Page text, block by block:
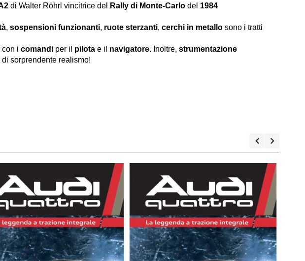
di Walter Röhrl vincitrice del Rally di Monte-Carlo del 1984
, sospensioni funzionanti, ruote sterzanti, cerchi in metallo sono i tratti
con i comandi per il pilota e il navigatore. Inoltre, strumentazione
di sorprendente realismo!